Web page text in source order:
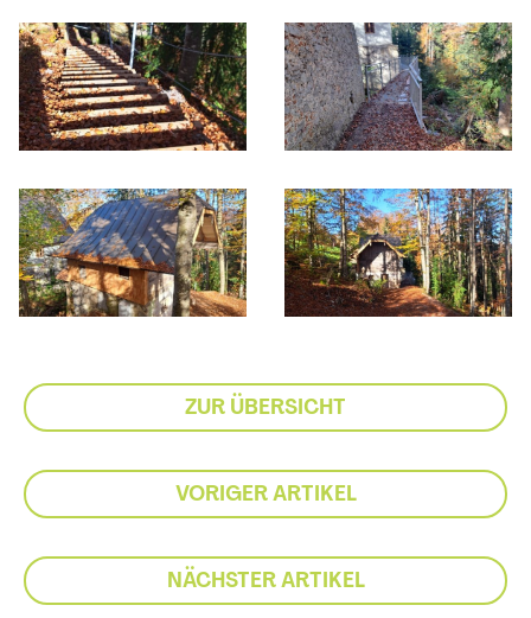
ZUR ÜBERSICHT
VORIGER ARTIKEL
NÄCHSTER ARTIKEL